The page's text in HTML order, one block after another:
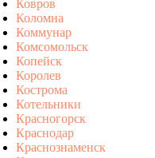
Ковров
Коломна
Коммунар
Комсомольск
Копейск
Королев
Кострома
Котельники
Красногорск
Краснодар
Краснознаменск